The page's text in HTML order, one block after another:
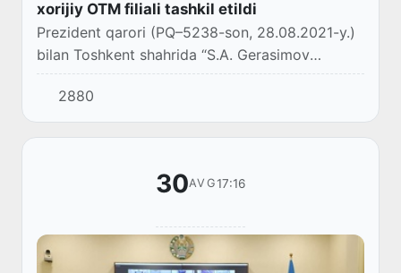
xorijiy OTM filiali tashkil etildi
Prezident qarori (PQ–5238-son, 28.08.2021-y.)
bilan Toshkent shahrida “S.A. Gerasimov
nomidagi Butunrossiya davlat kinematografiya
instituti” federal davlat byudjeti oliy taʼlim mu...
2880
30AVG17:16